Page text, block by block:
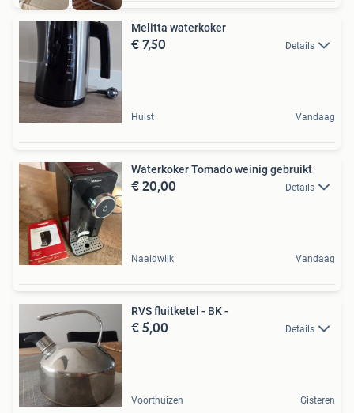
Melitta waterkoker
€ 7,50 Details
Hulst Vandaag
Waterkoker Tomado weinig gebruikt
€ 20,00 Details
Naaldwijk Vandaag
RVS fluitketel - BK -
€ 5,00 Details
Voorthuizen Gisteren